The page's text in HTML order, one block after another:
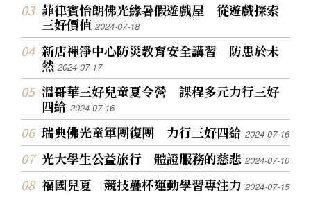
菲律賓怡朗佛光緣暑假遊戲屋 從遊戲探索
三好價值2024-07-18
新店禪淨中心防災教育安全講習 防患於未
然2024-07-17
溫哥華三好兒童夏令營 課程多元力行三好
四給2024-07-16
瑞典佛光童軍團復團 力行三好四給2024-07-16
光大學生公益旅行 體證服務的慈悲2024-07-10
福國兒夏 競技疊杯運動學習專注力2024-07-15